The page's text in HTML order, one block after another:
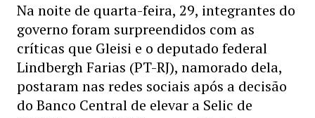
Na noite de quarta-feira, 29, integrantes do
governo foram surpreendidos com as
críticas que Gleisi e o deputado federal
Lindbergh Farias (PT-RJ), namorado dela,
postaram nas redes sociais após a decisão
do Banco Central de elevar a Selic de